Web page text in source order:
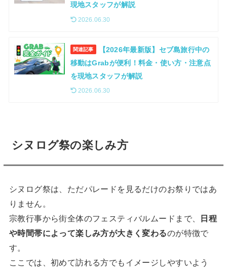
現地スタッフが解説
2026.06.30
関連記事
【2026年最新版】セブ島旅行中の
移動はGrabが便利！料金・使い方・注意点
を現地スタッフが解説
2026.06.30
シヌログ祭の楽しみ方
シヌログ祭は、ただパレードを見るだけのお祭りではあ
りません。
宗教行事から街全体のフェスティバルムードまで、
日程
や時間帯によって楽しみ方が大きく変わるのが特徴で
す。
ここでは、初めて訪れる方でもイメージしやすいよう